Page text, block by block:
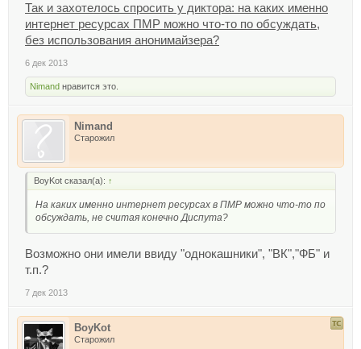
Так и захотелось спросить у диктора: на каких именно
интернет ресурсах ПМР можно что-то по обсуждать,
без использования анонимайзера?
6 дек 2013
Nimand нравится это.
Nimand
Старожил
BoyKot сказал(а): ↑
На каких именно интернет ресурсах в ПМР можно что-то по
обсуждать, не считая конечно Диспута?
Возможно они имели ввиду "однокашники", "ВК","ФБ" и
т.п.?
7 дек 2013
BoyKot
Старожил